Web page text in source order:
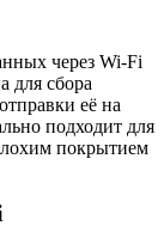
через Wi-Fi
для сбора
её на
подходит для
покрытием